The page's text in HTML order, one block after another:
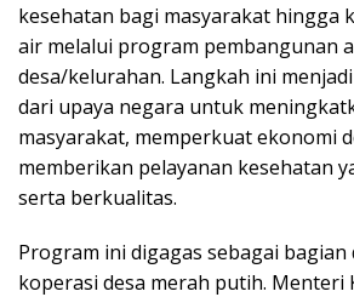
kesehatan bagi masyarakat hingga
air melalui program pembangunan
desa/kelurahan. Langkah ini
dari upaya negara untuk
masyarakat, memperkuat ekonomi
memberikan pelayanan kesehatan
serta berkualitas.
Program ini digagas sebagai
koperasi desa merah putih. Menteri